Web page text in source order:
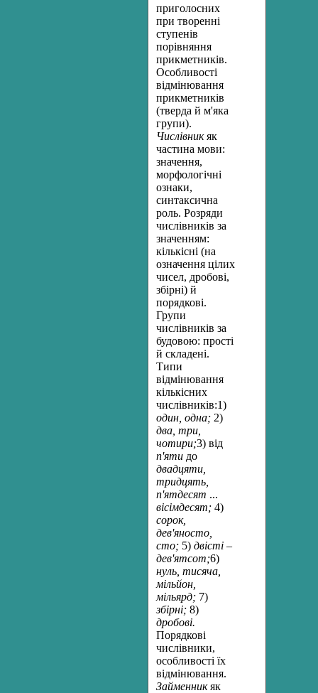
приголосних
при творенні
ступе­нів
порівняння
прикметників.
Особливості
відмінювання
прикметників
(тверда й м'яка
групи).
Числівникяк
частина мови:
значення,
морфологічні
ознаки,
синтаксична
роль. Розряди
числівників за
значенням:
кількісні (на
означення цілих
чисел, дробові,
збірні) й
порядкові.
Групи
числівників за
будовою: прості
й складені.
Типи
відмінювання
кількісних
числівників:1)
один, одна; 2)
два, три,
чотири;3) від
п'яти до
двадцяти,
тридцять,
п'ятдесят ...
вісімдесят; 4)
сорок,
дев'яносто,
сто; 5) двісті –
дев'ятсот;6)
нуль, тисяча,
мільйон,
мільярд; 7)
збірні; 8)
дробові.
Порядкові
числівники,
особливості їх
відмінювання.
Займенникяк